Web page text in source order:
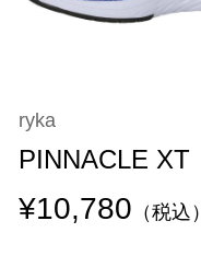
ryka
PINNACLE XT
¥10,780 （税込）